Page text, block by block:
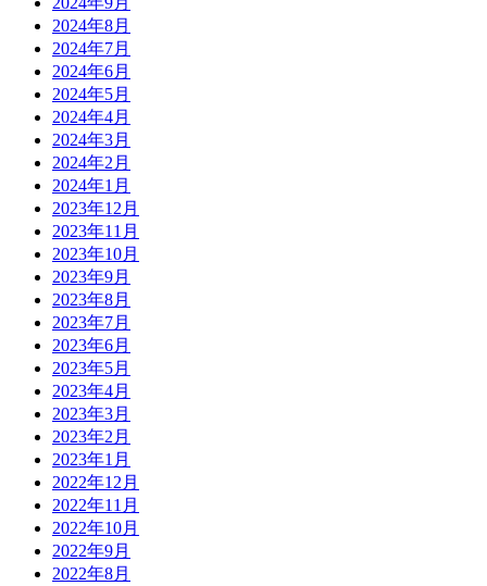
2024年8月
2024年7月
2024年6月
2024年5月
2024年4月
2024年3月
2024年2月
2024年1月
2023年12月
2023年11月
2023年10月
2023年9月
2023年8月
2023年7月
2023年6月
2023年5月
2023年4月
2023年3月
2023年2月
2023年1月
2022年12月
2022年11月
2022年10月
2022年9月
2022年8月